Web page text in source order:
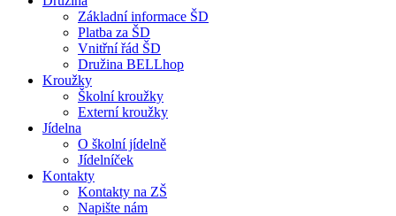
Základní informace ŠD
Platba za ŠD
Vnitřní řád ŠD
Družina BELLhop
Kroužky
Školní kroužky
Externí kroužky
Jídelna
O školní jídelně
Jídelníček
Kontakty
Kontakty na ZŠ
Napište nám